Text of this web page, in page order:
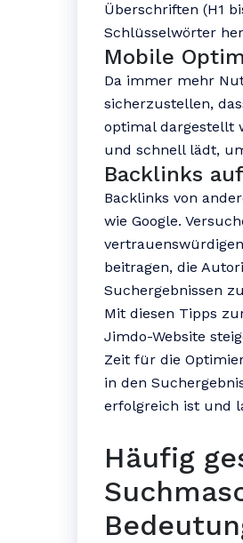
Überschriften (H1
Schlüsselwörter
Mobile
Da immer mehr
sicherzustellen,
optimal dargestellt
und schnell lädt,
Backlinks
Backlinks von
wie Google.
beitragen, die
Suchergebnissen
Mit diesen Tipps
Jimdo-Website
Zeit für die
in den
erfolgreich ist und
Häufig